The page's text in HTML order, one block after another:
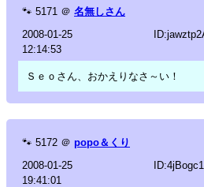
🐾 5171 ＠ 名無しさん
2008-01-25
12:14:53
Ｓｅｏさん、おかえりなさ～い！
🐾 5172 ＠ popo＆くり
2008-01-25
19:41:01